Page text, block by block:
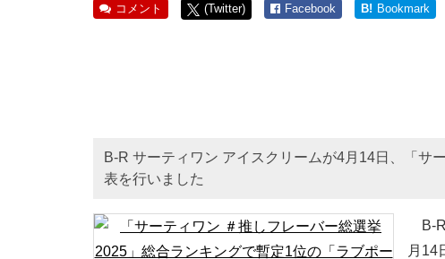
コメント (Twitter) Facebook B! Bookmark
B‐R サーティワン アイスクリームが4月14日、「サ
表を行いました
月14